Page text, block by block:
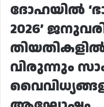
ദോഹയിൽ
2026’ ജനുവരി
വിരുന്നും